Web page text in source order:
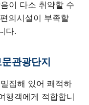
이 다소 취약할 수
의시설이 부족할
다.
관광단지
집해 있어 쾌적하
행객에게 적합합니